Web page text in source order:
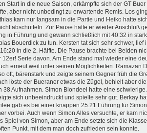
Start in die neue Saison, erkämpfte sich der GT
aber nicht unbedingt zu erwartende Remis. Los
kam nur langsam in die Partie und Heiko hatte
abschütteln. Zur Pause hatte er wieder Anschluß
in Führung und gewann schließlich mit 40:32 in
Bouerdick zu tun. Kersten tat sich sehr schwer,
in die 2. Hälfte. Die Pause brachte bei Beiden
12er! Serie davon. Am Ende stand mal wieder eine
erneut weit unter seinen Möglichkeiten. Ramazan
oft, bärenstark und zeigte seinem Gegner früh die
löste der Bueraner etwas die Zügel, behielt aber
38 Aufnahmen. Simon Blondeel hatte eine
sich unbeeindruckt und spielte sehr gut. Berkay
gab es bei einer knappen 25:21 Führung für
vorbei. Auch wenn Simon Alles versuchte, er kam
Spiel von Simon, aber am Ende setzte sich die
Punkt, mit dem man doch zufrieden sein konnte.